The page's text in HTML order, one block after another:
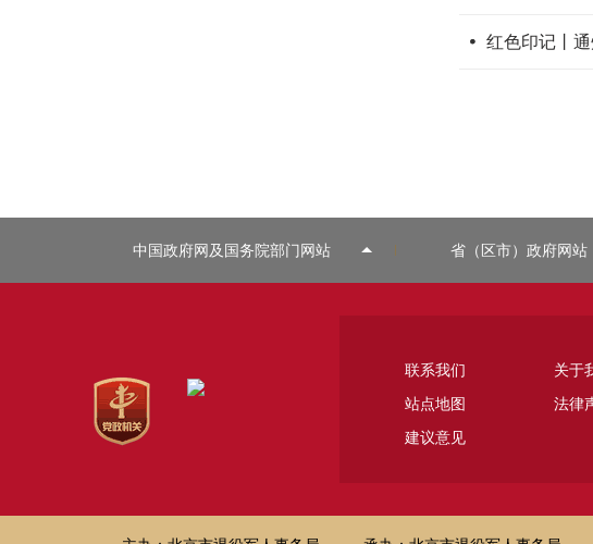
红色印记丨
中国政府网及国务院部门网站 省（区市）政府网站
联系我们
关于
站点地图
法律
建议意见